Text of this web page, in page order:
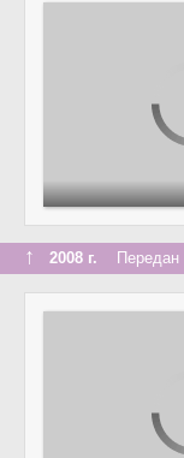
↑ 2008 г. Передан